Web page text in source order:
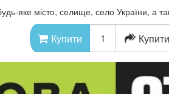
яке місто, селище, село України, а
Купити